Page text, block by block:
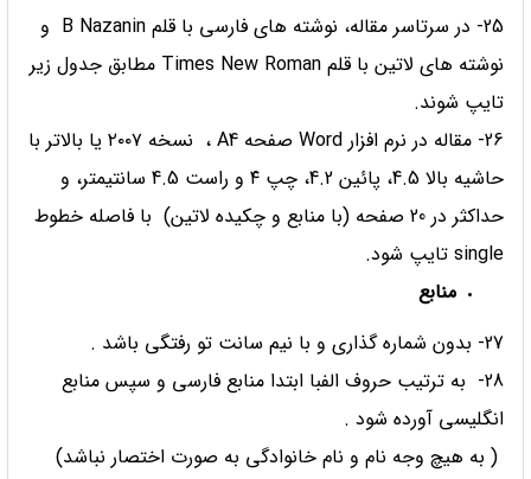
25- در سرتاسر مقاله، نوشته های فارسی با قلم B Nazanin و
نوشته های لاتین با قلم Times New Roman مطابق جدول زیر
تایپ شوند.
26- مقاله در نرم ­افزار Word صفحه A4 ، نسخه ۲۰۰۷ یا بالاتر با
حاشیه­ بالا 4.5، پائین 4.2، چپ ۴ و راست 4.5 سانتی­متر، و
حداکثر در 20 صفحه (با منابع و چکیده لاتین) با فاصله خطوط
single تایپ شود.
منابع
27- بدون شماره گذاری و با نیم سانت تو رفتگی باشد .
28- به ترتیب حروف الفبا ابتدا منابع فارسی و سپس منابع
انگلیسی آورده شود .
( به هیچ وجه نام و نام خانوادگی به صورت اختصار نباشد)